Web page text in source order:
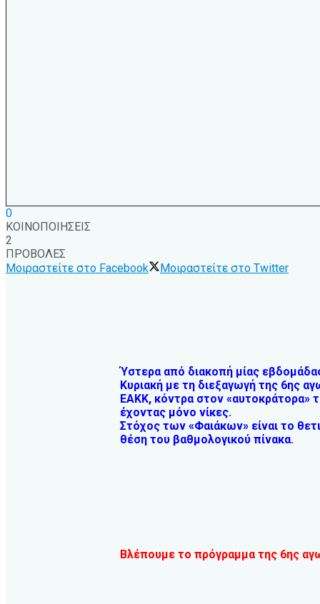
0
ΚΟΙΝΟΠΟΙΗΣΕΙΣ
2
ΠΡΟΒΟΛΕΣ
Μοιραστείτε στο Facebook
Μοιραστείτε στο Twitter
Ύστερα από διακοπή μίας
Κυριακή με τη διεξαγωγή της 6ης
ΕΑΚΚ, κόντρα στον «αυτοκράτορα»
έχοντας μόνο νίκες.
Στόχος των «Φαιάκων» είναι το
θέση του βαθμολογικού πίνακα.
Βλέπουμε το πρόγραμμα της 6ης